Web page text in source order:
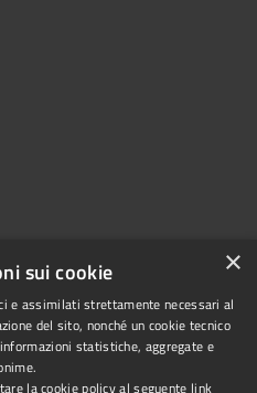
Copyright © 2025
Comune di
Montecorvino Pugliano
×
sui cookie
e assimilati strettamente necessari al
del sito, nonché un cookie tecnico
statistiche, aggregate e
la cookie policy al seguente link